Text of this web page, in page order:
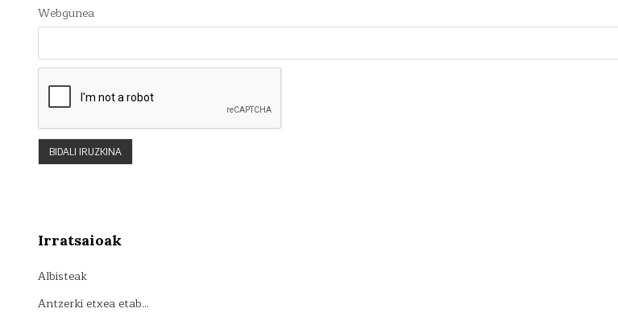
Webgunea
Irratsaioak
Albisteak
Antzerki etxea etab…